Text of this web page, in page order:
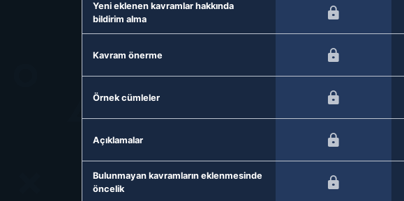
Yeni eklenen kavramlar hakkında
bildirim alma
Kavram önerme
Örnek cümleler
Açıklamalar
Bulunmayan kavramların eklenmesinde
öncelik